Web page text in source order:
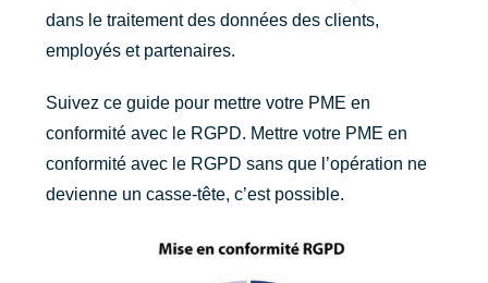
dans le traitement des données des clients,
employés et partenaires.
Suivez ce guide pour mettre votre PME en
conformité avec le RGPD. Mettre votre PME en
conformité avec le RGPD sans que l’opération ne
devienne un casse-tête, c’est possible.